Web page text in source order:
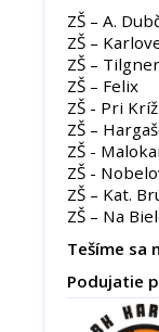
ZŠ – A.
ZŠ –
ZŠ –
ZŠ – Felix
ZŠ - Pri
ZŠ –
ZŠ -
ZŠ -
ZŠ – Kat.
ZŠ – Na
Tešíme sa
Podujatie